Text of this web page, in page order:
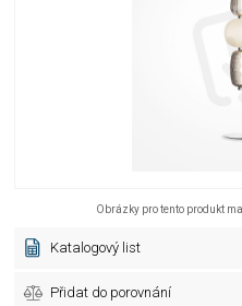
Obrázky pro tento produkt
Katalogový list
Přidat do porovnání